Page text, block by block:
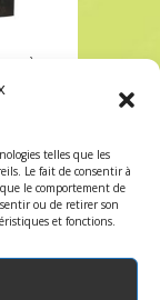
telles que les
Le fait de consentir à
le comportement de
ou de retirer son
et fonctions.
à
à